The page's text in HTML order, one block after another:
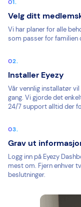
Velg ditt
Vi har planer for alle
som passer for familien
Installer Eyezy
Vår vennlig installatør
gang. Vi gjorde det
24/7 support alltid der
Grav ut
Logg inn på Eyezy
mest om. Fjern enhver
beslutninger.